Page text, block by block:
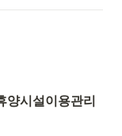
양시설이용관리